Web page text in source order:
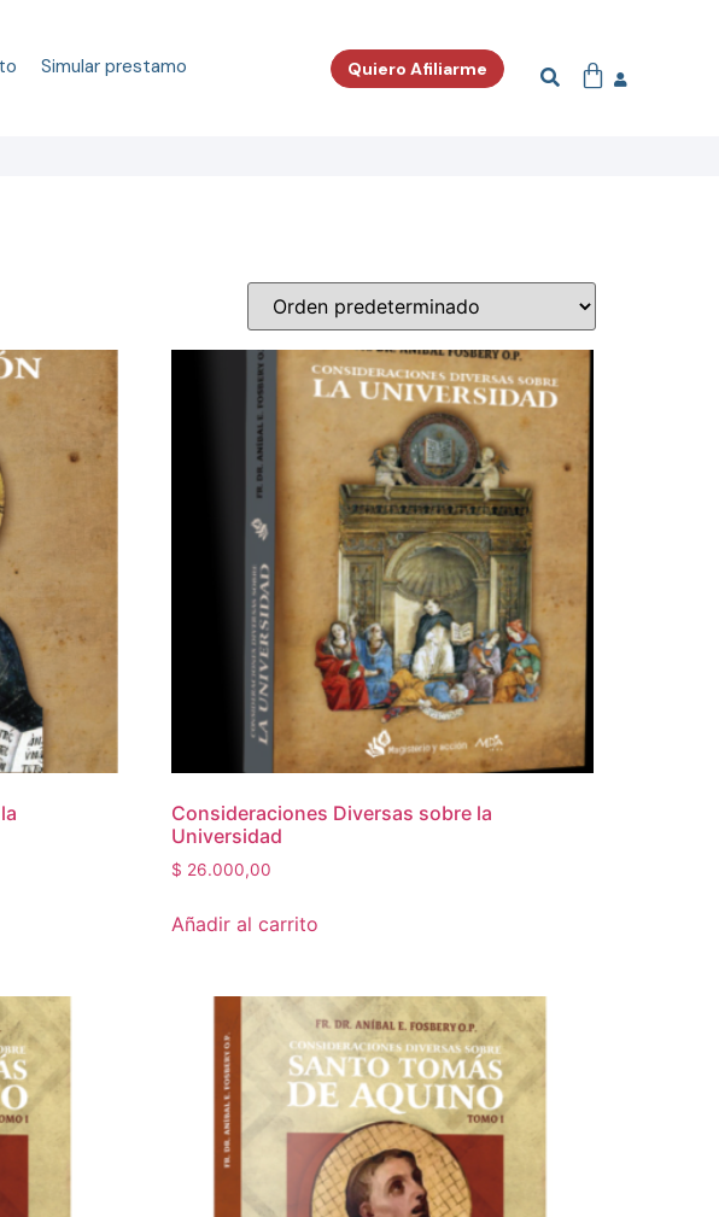
Simular prestamo Quiero Afiliarme
Consideraciones Diversas sobre la
Universidad
$ 26.000,00
Añadir al carrito